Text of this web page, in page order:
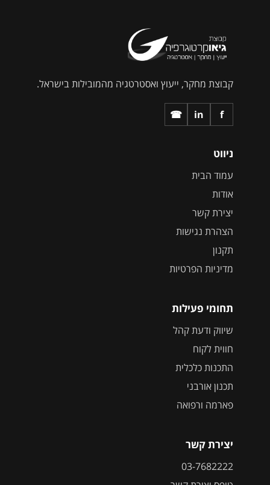
קבוצת מחקר, ייעוץ ואסטרטגיה מהמובילות בישראל.
f
in
☎
ניווט
עמוד הבית
אודות
יצירת קשר
הצהרת נגישות
תקנון
מדיניות הפרטיות
תחומי פעילות
שיווק ודעת קהל
חווית לקוח
התכנות כלכלית
תכנון אורבני
פארמה ורפואה
יצירת קשר
03-7682222